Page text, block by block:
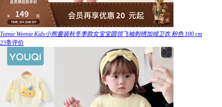
Teenie Weenie Kids小熊童装秋冬季款女宝宝圆领飞袖刺绣加绒卫衣 粉色 100 cm
23条评价